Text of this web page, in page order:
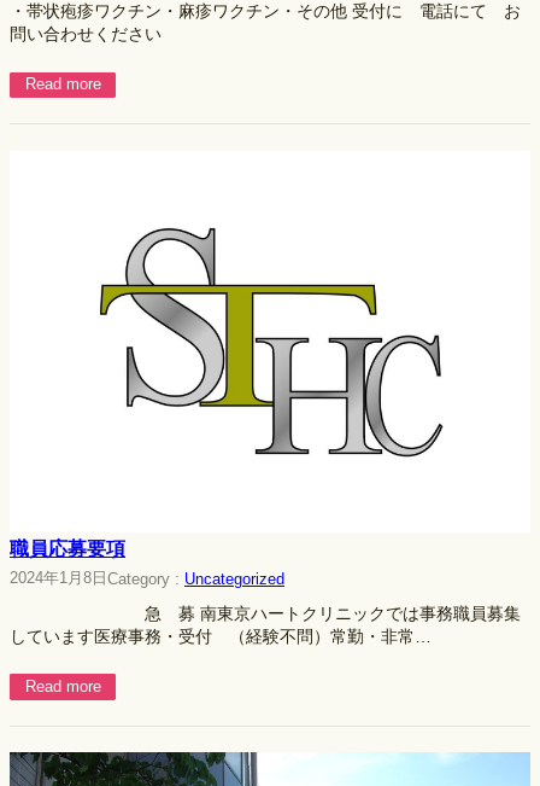
・帯状疱疹ワクチン・麻疹ワクチン・その他 受付に 電話にて お
問い合わせください
Read more
職員応募要項
2024年1月8日 Category : Uncategorized
急 募 南東京ハートクリニックでは事務職員募集
しています医療事務・受付 （経験不問）常勤・非常…
Read more